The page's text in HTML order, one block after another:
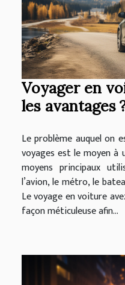
Voyager en
les avantages
Le problème auquel on
voyages est le moyen à
moyens principaux
l’avion, le métro, le
Le voyage en voiture
façon méticuleuse afin...